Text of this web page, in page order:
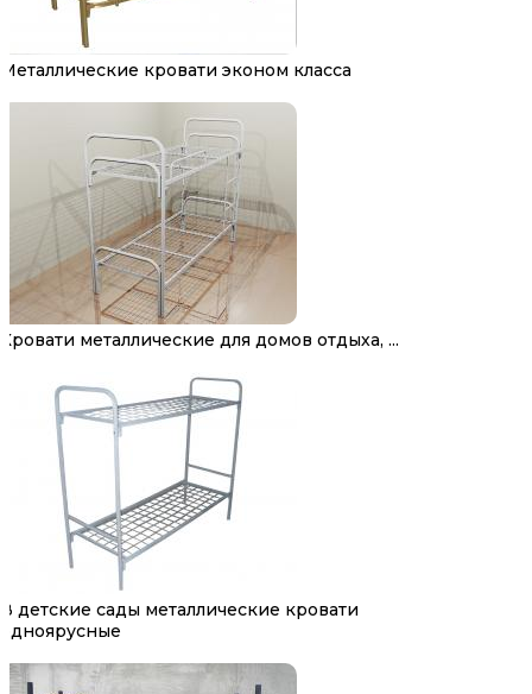
Металлические кровати эконом класса
Кровати металлические для домов отдыха, ...
В детские сады металлические кровати
одноярусные